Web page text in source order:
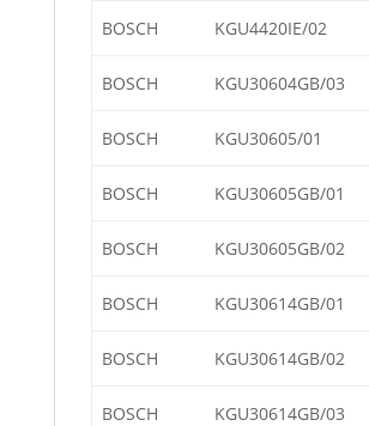
BOSCH KGU4420IE/02
BOSCH KGU30604GB/03
BOSCH KGU30605/01
BOSCH KGU30605GB/01
BOSCH KGU30605GB/02
BOSCH KGU30614GB/01
BOSCH KGU30614GB/02
BOSCH KGU30614GB/03